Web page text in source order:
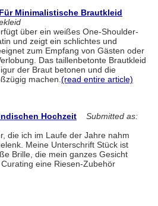
Minimalistische Brautkleid
über ein weißes One-Shoulder-
und zeigt ein schlichtes und
zum Empfang von Gästen oder
Das taillenbetonte Brautkleid
der Braut betonen und die
machen. (read entire article)
Hochzeit
Submitted as:
die ich im Laufe der Jahre nahm
Meine Unterschrift Stück ist
Brille, die mein ganzes Gesicht
eine Riesen-Zubehör